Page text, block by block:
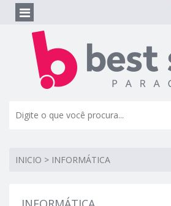
INICIO > INFORMÁTICA